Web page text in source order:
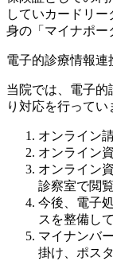
していカードリ
身の「マイナポー
電子的診療情報連
当院では、電子的
り対応を行ってい
オンライン
オンライン
オンライン
診察室で閲
今後、電子
スを整備し
マイナンバ
掛け、ポス